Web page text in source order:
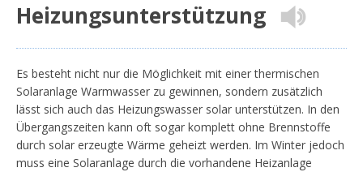
Heizungsunterstützung
Es besteht nicht nur die Möglichkeit mit einer thermischen
Solaranlage Warmwasser zu gewinnen, sondern zusätzlich
lässt sich auch das Heizungswasser solar unterstützen. In den
Übergangszeiten kann oft sogar komplett ohne Brennstoffe
durch solar erzeugte Wärme geheizt werden. Im Winter jedoch
muss eine Solaranlage durch die vorhandene Heizanlage